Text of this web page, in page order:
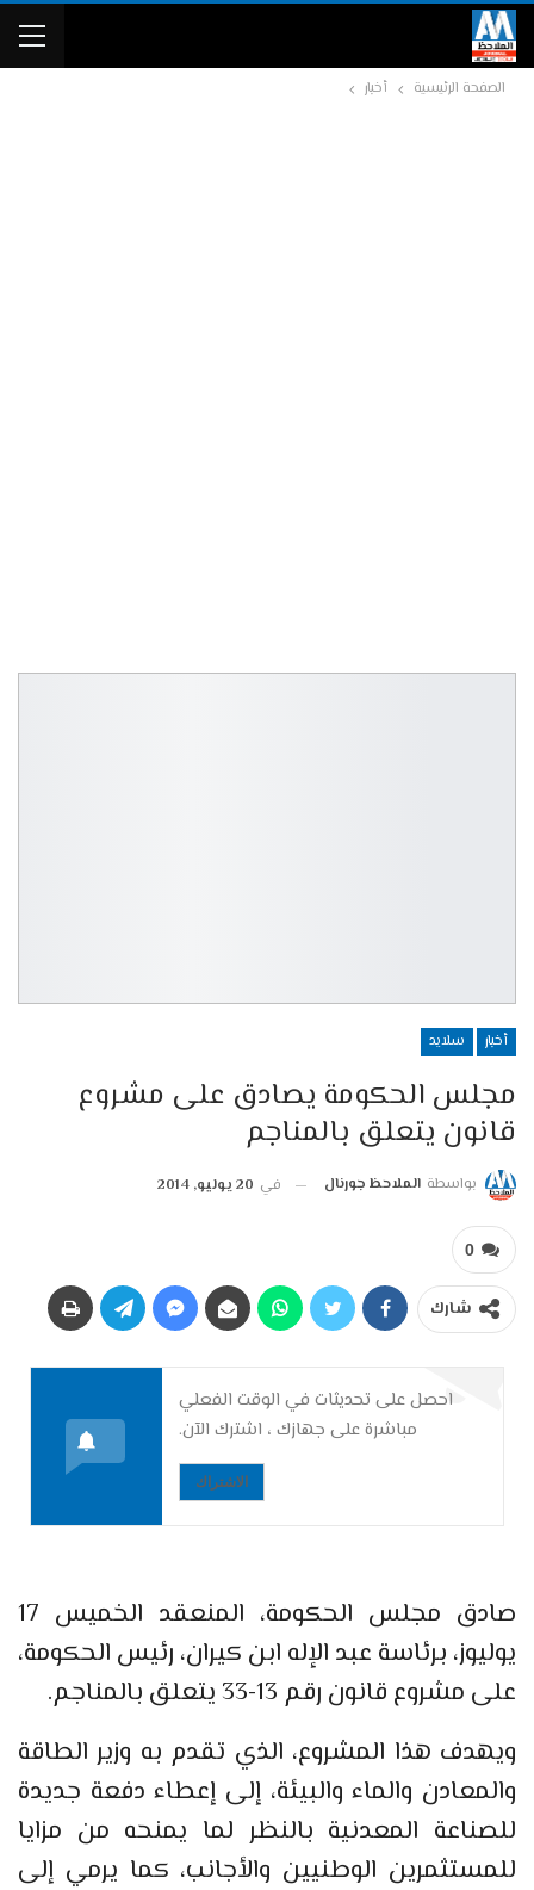
الصفحة الرئيسية أخبار
أخبار سلايد
مجلس الحكومة يصادق على مشروع
قانون يتعلق بالمناجم
بواسطة الملاحظ جورنال في 20 يوليو, 2014
0
شارك
احصل على تحديثات في الوقت الفعلي
مباشرة على جهازك ، اشترك الآن.
الاشتراك
صادق مجلس الحكومة، المنعقد الخميس 17
يوليوز، برئاسة عبد الإله ابن كيران، رئيس الحكومة،
على مشروع قانون رقم 13-33 يتعلق بالمناجم.
ويهدف هذا المشروع، الذي تقدم به وزير الطاقة
والمعادن والماء والبيئة، إلى إعطاء دفعة جديدة
للصناعة المعدنية بالنظر لما يمنحه من مزايا
للمستثمرين الوطنيين والأجانب، كما يرمي إلى